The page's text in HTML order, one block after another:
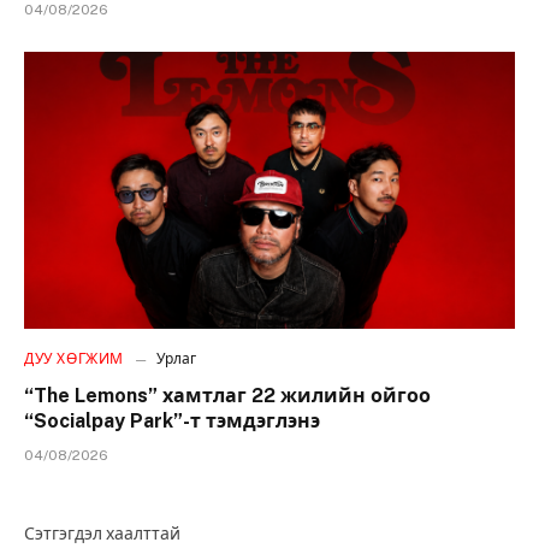
04/08/2026
ДУУ ХӨГЖИМ Урлаг
“The Lemons” хамтлаг 22 жилийн ойгоо
“Socialpay Park”-т тэмдэглэнэ
04/08/2026
Сэтгэгдэл хаалттай